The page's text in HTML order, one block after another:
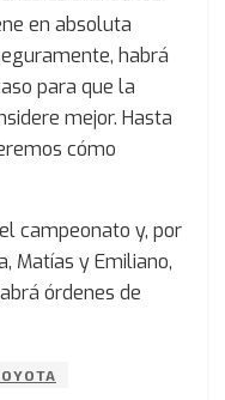
en absoluta
habrá
para que la
mejor. Hasta
cómo
campeonato y, por
Matías y Emiliano,
órdenes de